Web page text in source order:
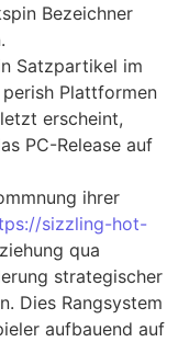
Bezeichner
Satzpartikel im
Plattformen
erscheint,
PC-Release auf
ihrer
sizzling-hot-
qua
strategischer
Dies Rangsystem
aufbauend auf